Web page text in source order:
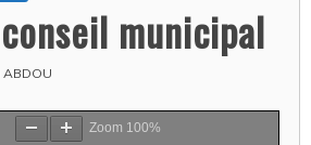
municipal
ABDOU
Zoom 100%